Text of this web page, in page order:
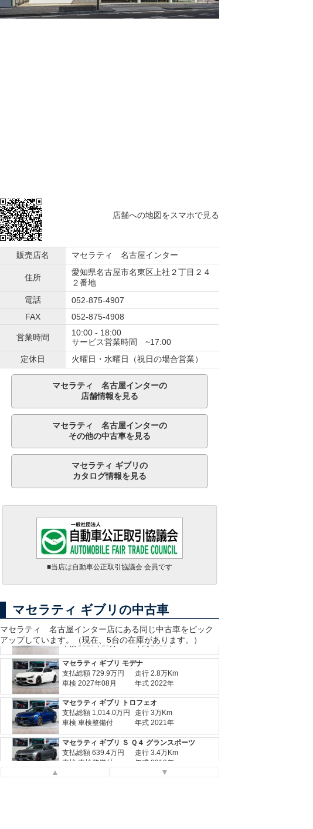
店舗への地図をスマホで見る
販売店名 マセラティ 名古屋インター
住所
愛知県名古屋市名東区上社２丁目２４
２番地
電話
052-875-4907
FAX
052-875-4908
営業時間
10:00 - 18:00
サービス営業時間 ~17:00
定休日
火曜日・水曜日（祝日の場合営業）
マセラティ 名古屋インターの
店舗情報を見る
マセラティ 名古屋インターの
その他の中古車を見る
マセラティ ギブリの
カタログ情報を見る
■当店は自動車公正取引協議会 会員です
マセラティ ギブリの中古車
マセラティ 名古屋インター店にある同じ中古車をピック
アップしています。（現在、5台の在庫があります。）
マセラティ ギブリ Ｓ Ｑ４ グランスポーツ
支払総額639.4万円
走行 3.4万Km
車検 車検整備付
年式 2019年
車検 車検整備付
年式 2021年
マセラティ ギブリ グランスポーツ
支払総額439.9万円
走行 4.3万Km
車検 2026年10月
年式 2019年
マセラティ ギブリ モデナ
支払総額 729.9万円
走行 2.8万Km
車検 2027年08月
年式 2022年
マセラティ ギブリ トロフェオ
支払総額 1,014.0万円
走行 3万Km
車検 車検整備付
年式 2021年
マセラティ ギブリ Ｓ Ｑ４ グランスポーツ
支払総額 639.4万円
走行 3.4万Km
車検 車検整備付
年式 2019年
▲ ▼